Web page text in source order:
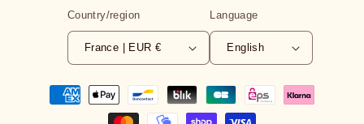
Country/region
France | EUR €
Language
English
Payment
methods